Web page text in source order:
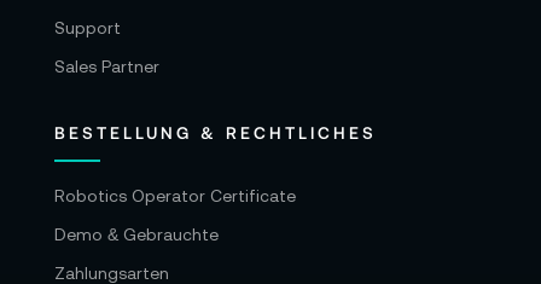
Support
Sales Partner
BESTELLUNG & RECHTLICHES
Robotics Operator Certificate
Demo & Gebrauchte
Zahlungsarten